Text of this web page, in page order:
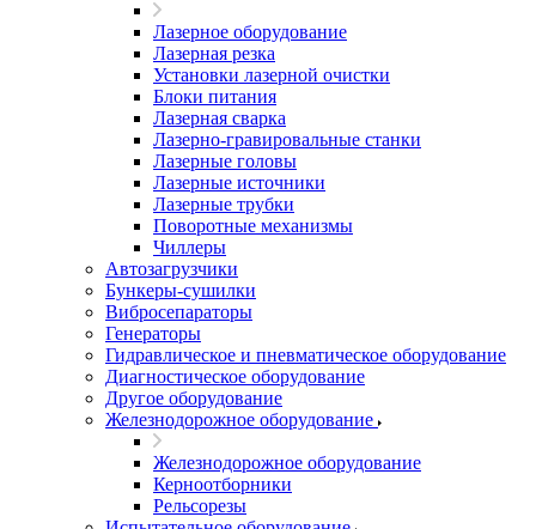
Лазерное оборудование
Лазерная резка
Установки лазерной очистки
Блоки питания
Лазерная сварка
Лазерно-гравировальные станки
Лазерные головы
Лазерные источники
Лазерные трубки
Поворотные механизмы
Чиллеры
Автозагрузчики
Бункеры-сушилки
Вибросепараторы
Генераторы
Гидравлическое и пневматическое оборудование
Диагностическое оборудование
Другое оборудование
Железнодорожное оборудование
Железнодорожное оборудование
Керноотборники
Рельсорезы